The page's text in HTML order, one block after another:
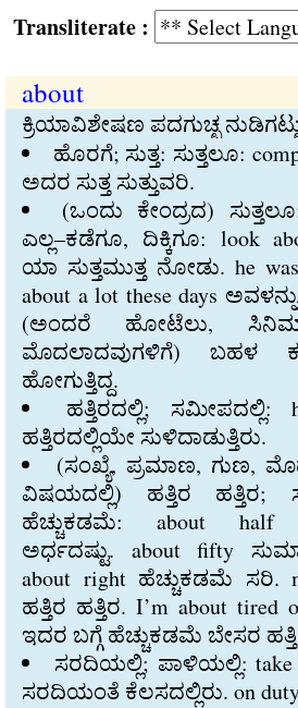
:
about
ಕ್ರಿಯಾವಿಶೇಷಣ ಪದಗುಚ್ಛ
ಹೊರಗೆ; ಸುತ್ತ: ಸುತ್ತಲೂ:
ಅದರ ಸುತ್ತ ಸುತ್ತುವರಿ.
(ಒಂದು ಕೇಂದ್ರದ)
ಎಲ್ಲ–ಕಡೆಗೂ, ದಿಕ್ಕಿಗೂ: look
ಯಾ ಸುತ್ತಮುತ್ತ ನೋಡು. he
about a lot these days
(ಅಂದರೆ ಹೋಟೆಲು,
ಮೊದಲಾದವುಗಳಿಗೆ) ಬಹಳ
ಹೋಗುತ್ತಿದ್ದ.
ಹತ್ತಿರದಲ್ಲಿ; ಸಮೀಪದಲ್ಲಿ:
ಹತ್ತಿರದಲ್ಲಿಯೇ ಸುಳಿದಾಡುತ್ತಿರು.
(ಸಂಖ್ಯೆ, ಪ್ರಮಾಣ, ಗುಣ,
ವಿಷಯದಲ್ಲಿ) ಹತ್ತಿರ ಹತ್ತಿರ;
ಹೆಚ್ಚುಕಡಮೆ: about half
ಅರ್ಧದಷ್ಟು. about fifty
about right ಹೆಚ್ಚುಕಡಮೆ ಸರಿ.
ಹತ್ತಿರ ಹತ್ತಿರ. I’m about
ಇದರ ಬಗ್ಗೆ ಹೆಚ್ಚುಕಡಮೆ ಬೇಸರ
ಸರದಿಯಲ್ಲಿ; ಪಾಳಿಯಲ್ಲಿ: take
ಸರದಿಯಂತೆ ಕೆಲಸದಲ್ಲಿರು. on duty